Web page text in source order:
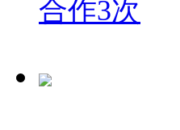
合作3次